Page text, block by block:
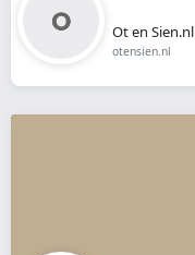
Ot en Sien.nl
otensien.nl